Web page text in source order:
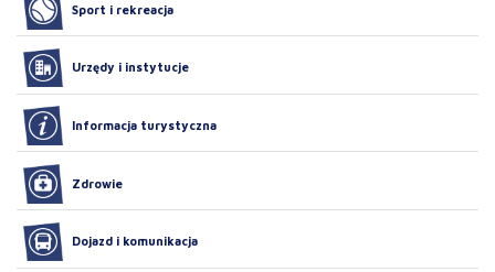
Sport i rekreacja
Urzędy i instytucje
Informacja turystyczna
Zdrowie
Dojazd i komunikacja